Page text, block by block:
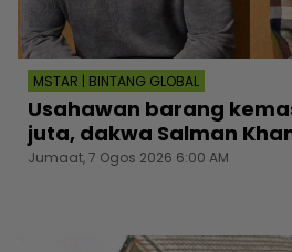
MSTAR | BINTANG GLOBAL
Usahawan barang
juta, dakwa Salman
Jumaat, 7 Ogos 2026 6:00 AM